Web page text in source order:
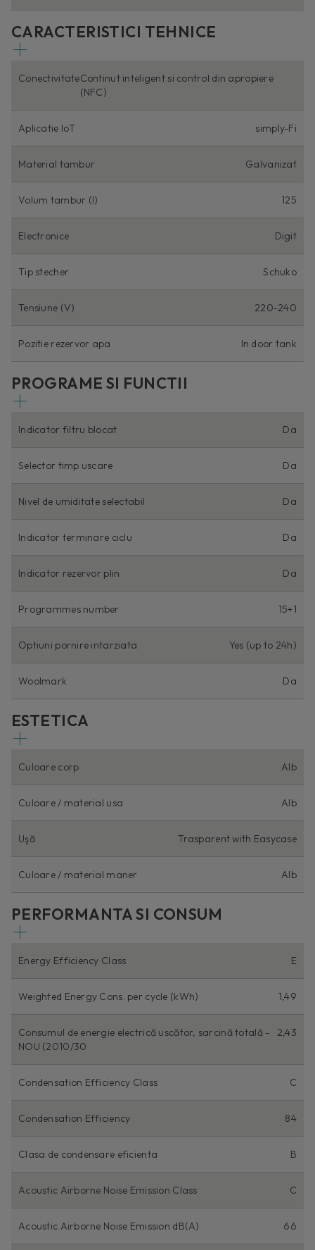
CARACTERISTICI TEHNICE
ConectivitateContinut inteligent si control din apropiere
(NFC)
Aplicatie IoT simply-Fi
Material tambur Galvanizat
Volum tambur (I) 125
Electronice Digit
Tip stecher Schuko
Tensiune (V) 220-240
Pozitie rezervor apa In door tank
PROGRAME SI FUNCTII
Indicator filtru blocat Da
Selector timp uscare Da
Nivel de umiditate selectabil Da
Indicator terminare ciclu Da
Indicator rezervor plin Da
Programmes number 15+1
Optiuni pornire intarziata Yes (up to 24h)
Woolmark Da
ESTETICA
Culoare corp Alb
Culoare / material usa Alb
Uşă Trasparent with Easycase
Culoare / material maner Alb
PERFORMANTA SI CONSUM
Energy Efficiency Class E
Weighted Energy Cons. per cycle (kWh) 1,49
Consumul de energie electrică uscător, sarcină totală -
NOU (2010/30
2,43
Condensation Efficiency Class C
Condensation Efficiency 84
Clasa de condensare eficienta B
Acoustic Airborne Noise Emission Class C
Acoustic Airborne Noise Emission dB(A) 66